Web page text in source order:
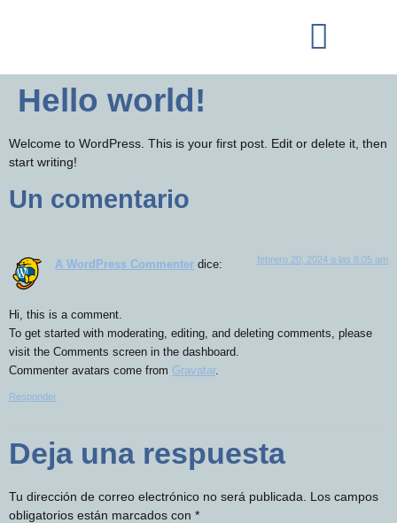
Hello world!
Welcome to WordPress. This is your first post. Edit or delete it, then
start writing!
Un comentario
A WordPress Commenter dice: febrero 20, 2024 a las 8:05 am
Hi, this is a comment.
To get started with moderating, editing, and deleting comments, please
visit the Comments screen in the dashboard.
Commenter avatars come from Gravatar.
Responder
Deja una respuesta
Tu dirección de correo electrónico no será publicada.
Los campos
obligatorios están marcados con *